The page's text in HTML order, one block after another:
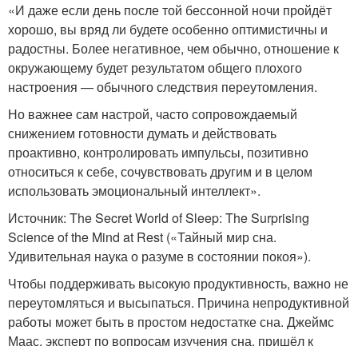
«И даже если день после той бессонной ночи пройдёт
хорошо, вы вряд ли будете особенно оптимистичны и
радостны. Более негативное, чем обычно, отношение к
окружающему будет результатом общего плохого
настроения — обычного следствия переутомления.
Но важнее сам настрой, часто сопровождаемый
снижением готовности думать и действовать
проактивно, контролировать импульсы, позитивно
относиться к себе, сочувствовать другим и в целом
использовать эмоциональный интеллект».
Источник: The Secret World of Sleep: The Surprising
Science of the Mind at Rest («Тайный мир сна.
Удивительная наука о разуме в состоянии покоя»).
Чтобы поддерживать высокую продуктивность, важно не
переутомляться и высыпаться. Причина непродуктивной
работы может быть в простом недостатке сна. Джеймс
Маас, эксперт по вопросам изучения сна, пришёл к